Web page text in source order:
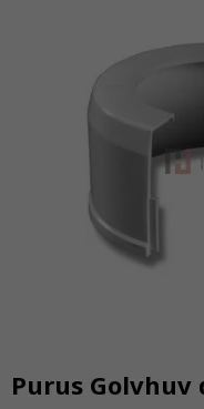
Purus Golvhuv